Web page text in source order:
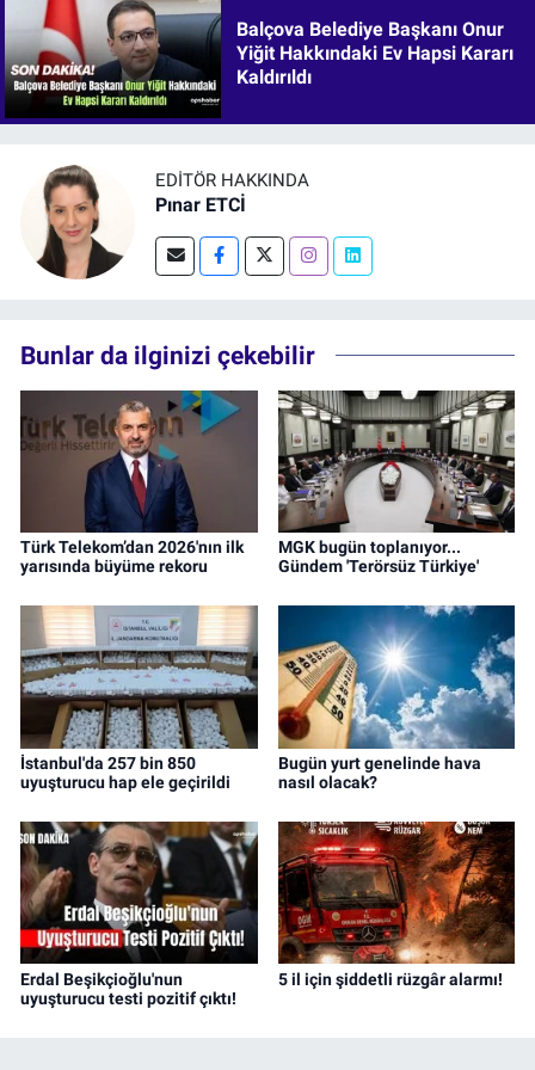
Balçova Belediye Başkanı Onur
Yiğit Hakkındaki Ev Hapsi Kararı
Kaldırıldı
EDITÖR HAKKINDA
Pınar ETCİ
Bunlar da ilginizi çekebilir
Türk Telekom’dan 2026'nın ilk
yarısında büyüme rekoru
MGK bugün toplanıyor...
Gündem 'Terörsüz Türkiye'
İstanbul'da 257 bin 850
uyuşturucu hap ele geçirildi
Bugün yurt genelinde hava
nasıl olacak?
Erdal Beşikçioğlu'nun
uyuşturucu testi pozitif çıktı!
5 il için şiddetli rüzgâr alarmı!